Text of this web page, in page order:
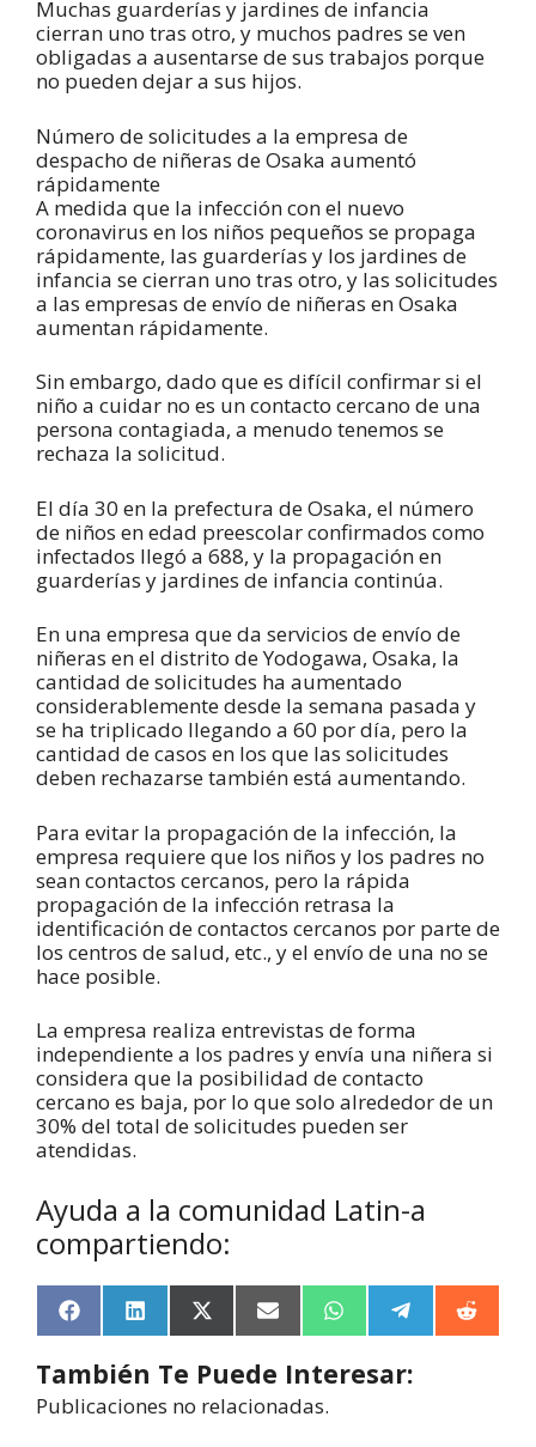
Muchas guarderías y jardines de infancia
cierran uno tras otro, y muchos padres se ven
obligadas a ausentarse de sus trabajos porque
no pueden dejar a sus hijos.
Número de solicitudes a la empresa de
despacho de niñeras de Osaka aumentó
rápidamente
A medida que la infección con el nuevo
coronavirus en los niños pequeños se propaga
rápidamente, las guarderías y los jardines de
infancia se cierran uno tras otro, y las solicitudes
a las empresas de envío de niñeras en Osaka
aumentan rápidamente.
Sin embargo, dado que es difícil confirmar si el
niño a cuidar no es un contacto cercano de una
persona contagiada, a menudo tenemos se
rechaza la solicitud.
El día 30 en la prefectura de Osaka, el número
de niños en edad preescolar confirmados como
infectados llegó a 688, y la propagación en
guarderías y jardines de infancia continúa.
En una empresa que da servicios de envío de
niñeras en el distrito de Yodogawa, Osaka, la
cantidad de solicitudes ha aumentado
considerablemente desde la semana pasada y
se ha triplicado llegando a 60 por día, pero la
cantidad de casos en los que las solicitudes
deben rechazarse también está aumentando.
Para evitar la propagación de la infección, la
empresa requiere que los niños y los padres no
sean contactos cercanos, pero la rápida
propagación de la infección retrasa la
identificación de contactos cercanos por parte de
los centros de salud, etc., y el envío de una no se
hace posible.
La empresa realiza entrevistas de forma
independiente a los padres y envía una niñera si
considera que la posibilidad de contacto
cercano es baja, por lo que solo alrededor de un
30% del total de solicitudes pueden ser
atendidas.
Ayuda a la comunidad Latin-a
compartiendo:
F
a
e
b
o
L
i
k
e
d
X
(
w
i
t
E
m
a
l
W
h
t
e
e
R
e
También Te Puede Interesar:
Publicaciones no relacionadas.